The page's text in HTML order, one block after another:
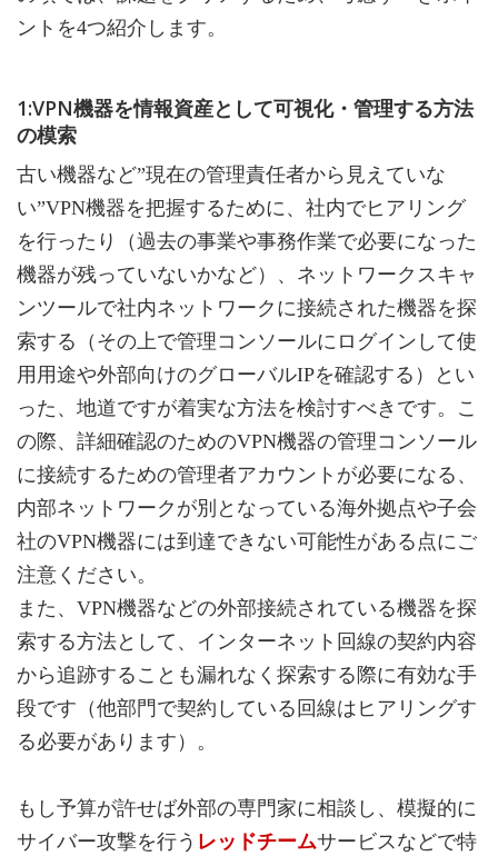
ントを4つ紹介します。
1:VPN機器を情報資産として可視化・管理する方法
の模索
古い機器など”現在の管理責任者から見えていな
い”VPN機器を把握するために、社内でヒアリング
を行ったり（過去の事業や事務作業で必要になった
機器が残っていないかなど）、ネットワークスキャ
ンツールで社内ネットワークに接続された機器を探
索する（その上で管理コンソールにログインして使
用用途や外部向けのグローバルIPを確認する）とい
った、地道ですが着実な方法を検討すべきです。こ
の際、詳細確認のためのVPN機器の管理コンソール
に接続するための管理者アカウントが必要になる、
内部ネットワークが別となっている海外拠点や子会
社のVPN機器には到達できない可能性がある点にご
注意ください。
また、VPN機器などの外部接続されている機器を探
索する方法として、インターネット回線の契約内容
から追跡することも漏れなく探索する際に有効な手
段です（他部門で契約している回線はヒアリングす
る必要があります）。
もし予算が許せば外部の専門家に相談し、模擬的に
サイバー攻撃を行う レッドチームサービスなどで特